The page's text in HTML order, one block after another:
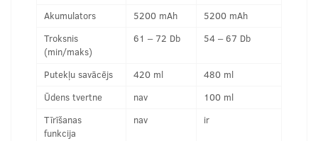
Akumulators 5200 mAh
5200 mAh
Troksnis
(min/maks)
61 – 72 Db 54 – 67 Db
Putekļu savācējs 420 ml
480 ml
Ūdens tvertne
nav
100 ml
Tīrīšanas
funkcija
nav ir